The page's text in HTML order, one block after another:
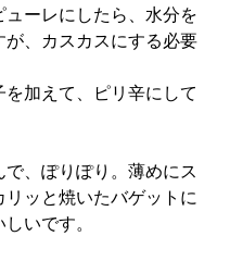
ーレにしたら、水分を
が、カスカスにする必要
加えて、ピリ辛にして
、ぽりぽり。薄めにス
リッと焼いたバゲットに
いです。